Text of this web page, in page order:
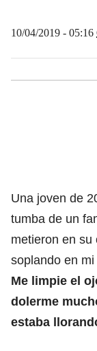
10/04/2019 - 05:16
Una joven de
tumba de un
metieron en su
soplando en
Me limpie el
dolerme
estaba